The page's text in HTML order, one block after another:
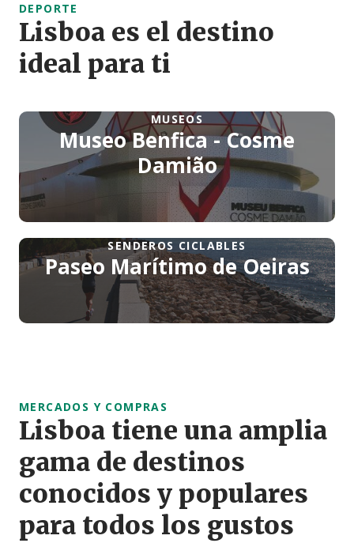
DEPORTE
Lisboa es el destino
ideal para ti
MUSEOS
Museo Benfica - Cosme
Damião
SENDEROS CICLABLES
Paseo Marítimo de Oeiras
MERCADOS Y COMPRAS
Lisboa tiene una amplia
gama de destinos
conocidos y populares
para todos los gustos